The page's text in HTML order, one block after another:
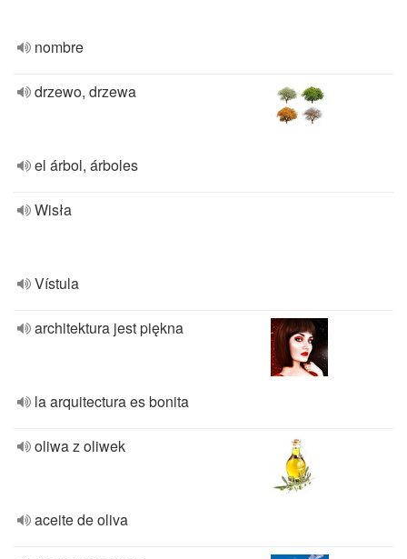
nombre
drzewo, drzewa
el árbol, árboles
Wisła
Vístula
architektura jest piękna
la arquitectura es bonita
oliwa z oliwek
aceite de oliva